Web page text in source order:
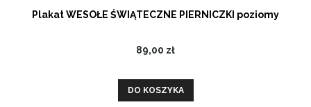
Plakat WESOŁE ŚWIĄTECZNE PIERNICZKI poziomy
89,00 zł
DO KOSZYKA